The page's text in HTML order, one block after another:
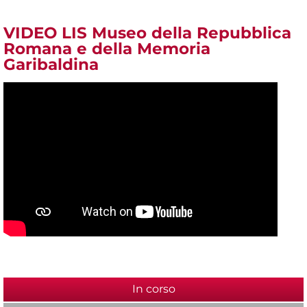
VIDEO LIS Museo della Repubblica
Romana e della Memoria
Garibaldina
In corso(scheda attiva)